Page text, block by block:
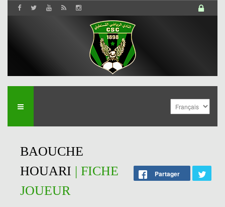
BAOUCHE
HOUARI | FICHE
JOUEUR
Partager